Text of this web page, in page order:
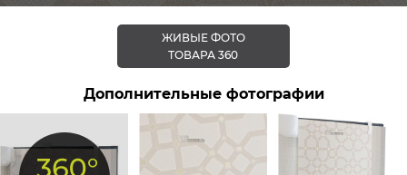
ЖИВЫЕ ФОТО
ТОВАРА 360
Дополнительные фотографии